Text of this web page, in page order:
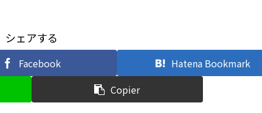
シェアする
Facebook
Hatena Bookmark
Copier